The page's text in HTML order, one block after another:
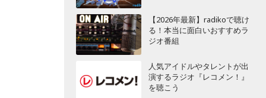
【2026年最新】radikoで聴け
る！本当に面白いおすすめラ
ジオ番組
人気アイドルやタレントが出
演するラジオ『レコメン！』
を聴こう